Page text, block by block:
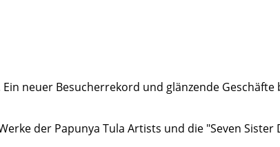
neuer Besucherrekord und glänzende
der Papunya Tula Artists und die "Seven